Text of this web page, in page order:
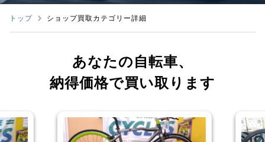
トップ ショップ買取カテゴリー詳細
あなたの自転車、
納得価格で買い取ります